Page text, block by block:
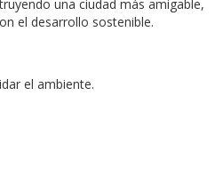
una ciudad más amigable,
el desarrollo sostenible.
el ambiente.